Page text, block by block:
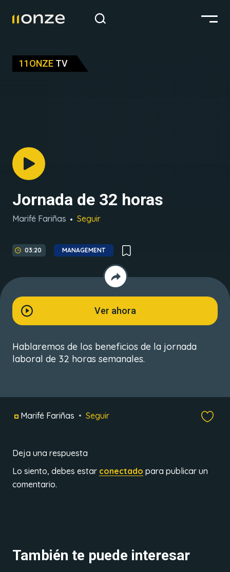
11ONZE TV
Jornada de 32 horas
Marifé Fariñas Seguir
03:20 MANAGEMENT
Ver ahora
Hablaremos de los beneficios de la jornada
laboral de 32 horas semanales.
Marifé Fariñas Seguir
Deja una respuesta
Lo siento, debes estar conectado para publicar un
comentario.
También te puede interesar